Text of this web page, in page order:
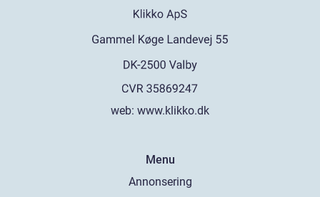
web: www.klikko.dk
Menu
Annonsering